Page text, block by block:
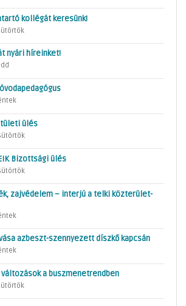
kollégát keresünk!
nyári híreinket!
ülés
Bizottsági ülés
zajvédelem – interjú a telki közterület-
azbeszt-szennyezett díszkő kapcsán
a buszmenetrendben